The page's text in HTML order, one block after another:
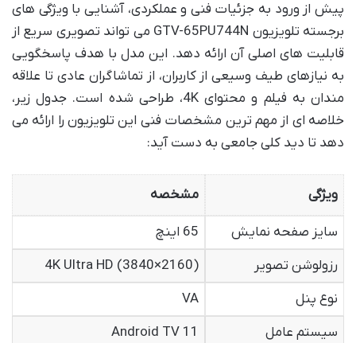
پیش از ورود به جزئیات فنی و عملکردی، آشنایی با ویژگی های
برجسته تلویزیون GTV-65PU744N می تواند تصویری سریع از
قابلیت های اصلی آن ارائه دهد. این مدل با هدف پاسخگویی
به نیازهای طیف وسیعی از کاربران، از تماشاگران عادی تا علاقه
مندان به فیلم و محتوای 4K، طراحی شده است. جدول زیر،
خلاصه ای از مهم ترین مشخصات فنی این تلویزیون را ارائه می
دهد تا دید کلی جامعی به دست آید:
ویژگی مشخصه
سایز صفحه نمایش
65 اینچ
رزولوشن تصویر
4K Ultra HD (3840×2160)
نوع پنل
VA
سیستم عامل
Android TV 11